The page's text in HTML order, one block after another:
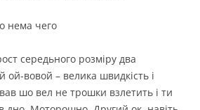
нема чего
середьного розміру два
ой-вовой – велика швидкість і
шо вел не трошки взлетить і ти